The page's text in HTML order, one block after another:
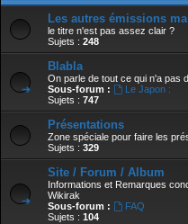
Les autres émissions
le titre n'est pas assez clair ?
Sujets : 248
Blabla
On parle de tout ce qui n'a pas
Sous-forum :
Le Japon :
Sujets : 747
Présentations
Zone spéciale pour faire les
Sujets : 329
Site / Forum / Album
Informations et Remarques
Wikirak
Sous-forum :
FAQ
Sujets : 104